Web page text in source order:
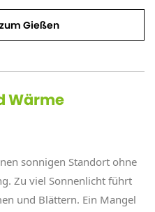
Gießen
Wärme
sonnigen Standort ohne
Zu viel Sonnenlicht führt
und Blättern. Ein Mangel